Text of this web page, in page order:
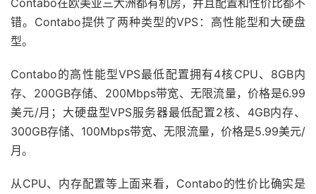
错。Contabo提供了两种类型的VPS：高性能型和大硬盘
型。
Contabo的高性能型VPS最低配置拥有4核CPU、8GB内
存、200GB存储、200Mbps带宽、无限流量，价格是6.99
美元/月；大硬盘型VPS服务器最低配置2核、4GB内存、
300GB存储、100Mbps带宽、无限流量，价格是5.99美元/
月。
从CPU、内存配置等上面来看，Contabo的性价比确实是